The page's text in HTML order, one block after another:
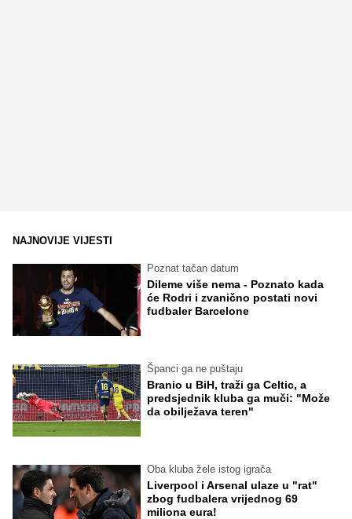
NAJNOVIJE VIJESTI
Poznat tačan datum
Dileme više nema - Poznato kada
će Rodri i zvanično postati novi
fudbaler Barcelone
Španci ga ne puštaju
Branio u BiH, traži ga Celtic, a
predsjednik kluba ga muči: "Može
da obilježava teren"
Oba kluba žele istog igrača
Liverpool i Arsenal ulaze u "rat"
zbog fudbalera vrijednog 69
miliona eura!